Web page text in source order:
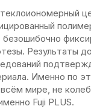
Результаты
Именно по
мире, не
Fuji PLUS.